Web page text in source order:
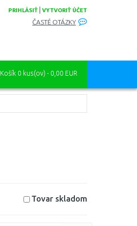
PRIHLÁSIŤ VYTVORIŤ ÚČET
ČASTÉ OTÁZKY
Košík 0 kus(ov) - 0,00 EUR
Tovar skladom